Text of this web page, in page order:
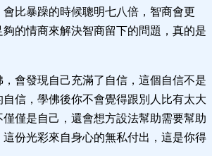
比暴躁的時候聰明七八倍，智商會更
的情商來解決智商留下的問題，真的是
，會發現自己充滿了自信，這個自信不是
信，學佛後你不會覺得跟別人比有太大
僅是自己，還會想方設法幫助需要幫助
份光彩來自身心的無私付出，這是你得